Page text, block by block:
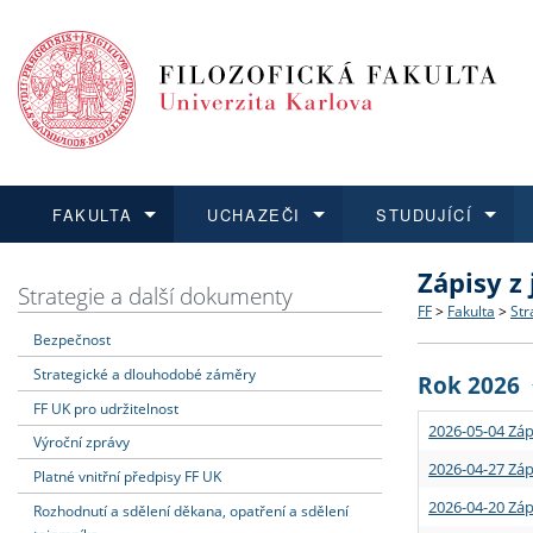
FAKULTA
Dozvědět se více
Struktura
Strategie
Podpora
UCHAZEČI
Podat přihlášku
Co
Učitelské
STUDUJÍCÍ
Dozvědět se více
Rigorózní
Dozvědět se více
O vědě a
Granty a
Dozvědět se více
Aktuální
Strategie a další dokumenty
Bezpečnost
Strategické a dlouhodobé záměry
FF UK pro udržitelnost
Výroční zprávy
Platné vnitřní předpisy FF UK
Rozhodnutí a sdělení děkana, opatření a sdělení
Zápisy
FF > Fakulta >
Rok 2026
2026-05-04
2026-04-27
2026-04-20